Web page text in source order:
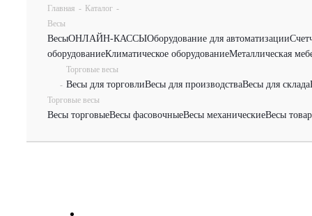
Главная - Каталог -
Весы
ВесыОНЛАЙН-КАССЫОборудование для автоматизации
оборудованиеКлиматическое оборудованиеМеталлическая
-
Торговые весы
Весы для торговлиВесы для производстваВесы для склада
Торговые весы
Весы торговыеВесы фасовочныеВесы механическиеВесы